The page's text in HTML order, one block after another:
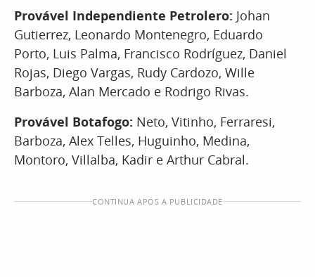
Provável Independiente Petrolero: Johan
Gutierrez, Leonardo Montenegro, Eduardo
Porto, Luis Palma, Francisco Rodríguez, Daniel
Rojas, Diego Vargas, Rudy Cardozo, Wille
Barboza, Alan Mercado e Rodrigo Rivas.
Provável Botafogo: Neto, Vitinho, Ferraresi,
Barboza, Alex Telles, Huguinho, Medina,
Montoro, Villalba, Kadir e Arthur Cabral.
CONTINUA APÓS A PUBLICIDADE